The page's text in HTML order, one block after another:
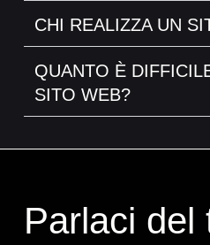
CHI REALIZZA UN
QUANTO È
SITO WEB?
Parlaci del